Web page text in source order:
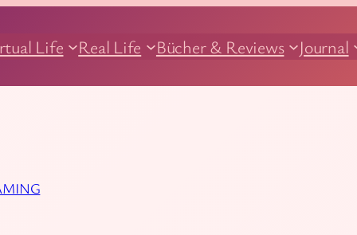
Life Real Life Bücher & Reviews Journal